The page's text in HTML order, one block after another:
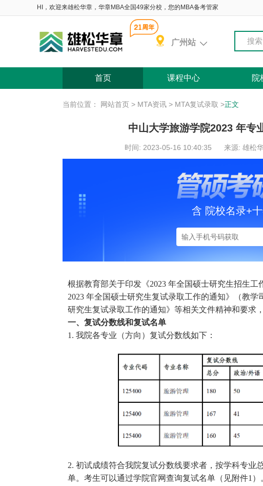
HI，欢迎来雄松华章，华章MBA全国49家分校，您的MBA备考管家
广州站 搜索
首页 课程中心 院
当前位置： 网站首页 > MTA资讯 > MTA复试录取 >正文
中山大学旅游学院2023 年专
时间: 2023-05-16 10:40:35 来源: 雄松
含 院校名录+
根据教育部关于印发《2023 年全国硕士研究生招生
2023 年全国硕士研究生复试录取工作的通知》（教
研究生复试录取工作的通知》等相关文件精神和要求
一、复试分数线和复试名单
1. 我院各专业（方向）复试分数线如下：
2. 初试成绩符合我院复试分数线要求者，按学科专业
单。考生可以通过学院官网查询复试名单（见附件1）